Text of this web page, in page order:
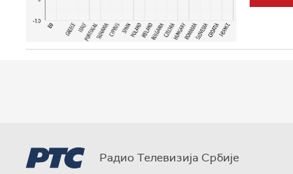
Радио Телевизија Србије